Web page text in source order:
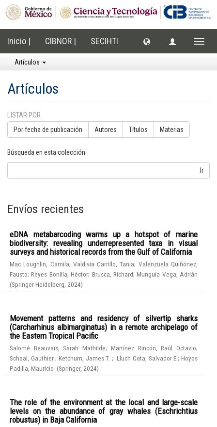
Inicio | CIBNOR | SECIHTI
Artículos
Artículos
LISTAR POR
Por fecha de publicación Autores Títulos Materias
Búsqueda en esta colección:
Ir
Envíos recientes
eDNA metabarcoding warms up a hotspot of marine
biodiversity: revealing underrepresented taxa in visual
surveys and historical records from the Gulf of California
Mac Loughlin, Camila; Valdivia Carrillo, Tania; Valenzuela Quiñónez,
Fausto;Reyes Bonilla, Héctor; Brusca, Richard;Munguia Vega, Adrián
(Springer Heidelberg 2024)
Movement patterns and residency of silvertip sharks
(Carcharhinus albimarginatus) in a remote archipelago of
the Eastern Tropical Pacific
Salomé Beauvais, Sarah Mathilde; Martínez Rincón, Raúl Octavio;
Schaal, Gauthier;Ketchum, James T.; Lluch Cota, Salvador E.;Hoyos
Padilla, Mauricio (Springer, 2024)
The role of the environment at the local and large-scale
levels on the abundance of gray whales (Eschrichtius
robustus) in Baja California